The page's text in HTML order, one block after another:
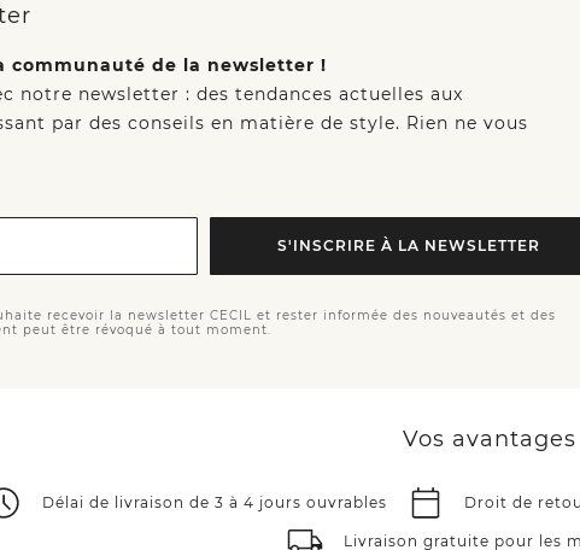
communauté de la newsletter !
notre newsletter : des tendances actuelles aux
par des conseils en matière de style. Rien ne vous
S'INSCRIRE À LA NEWSLETTER
recevoir la newsletter CECIL et rester informée des nouveautés et des
peut être révoqué à tout moment.
Vos avantages
Délai de livraison de 3 à 4 jours ouvrables Droit de
Livraison gratuite pour les